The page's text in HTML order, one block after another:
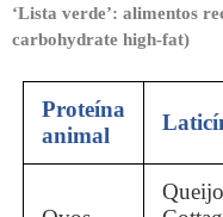
‘Lista verde’: alimentos
carbohydrate high-fat)
Proteína
animal
Queijo